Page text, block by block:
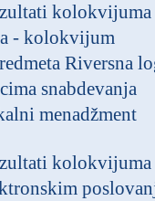
kolokvijuma
- kolokvijum
Riversna
snabdevanja
menadžment
kolokvijuma